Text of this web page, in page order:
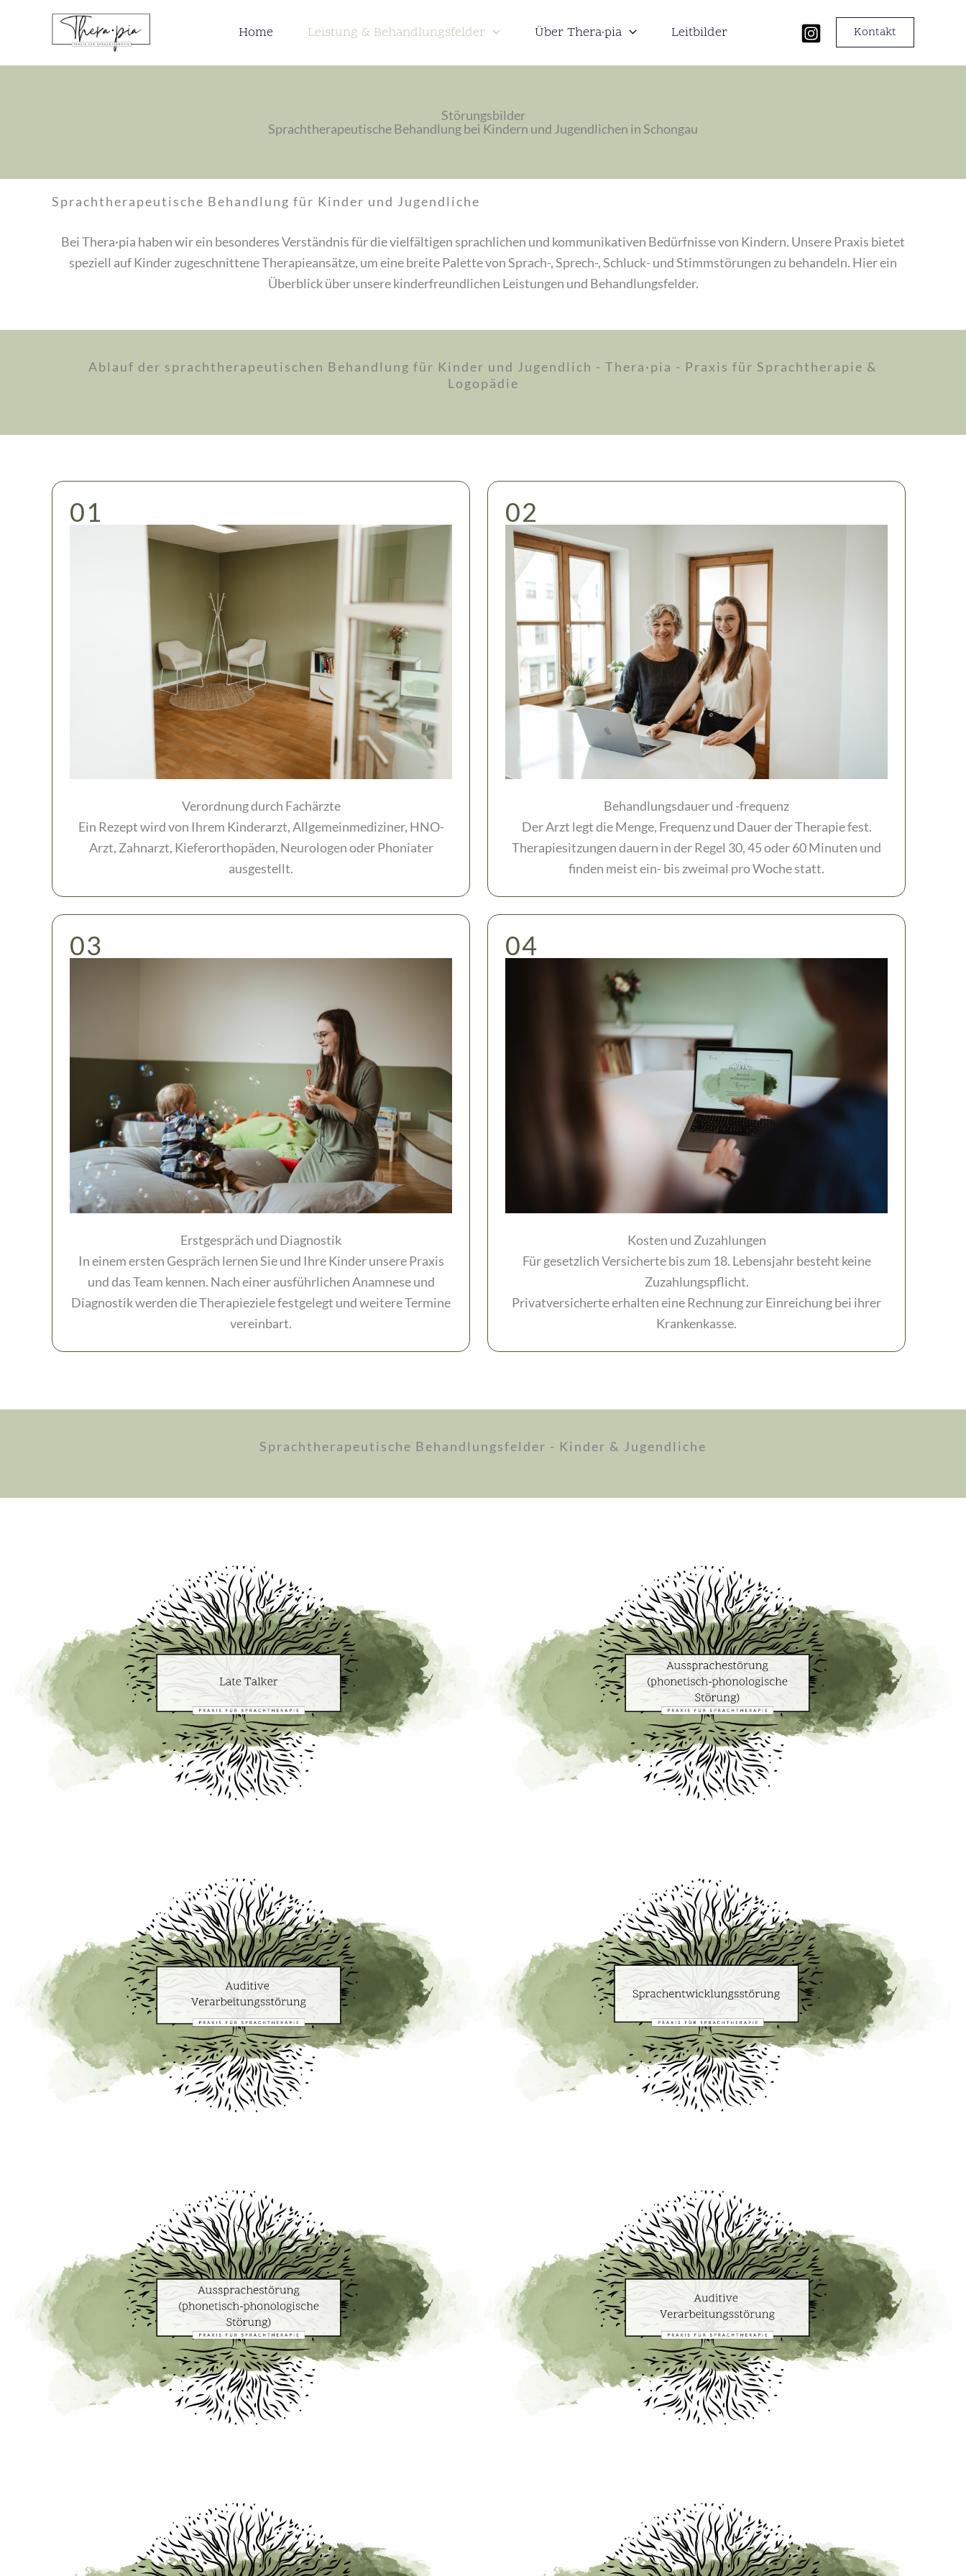
Home Leistung & Behandlungsfelder Über Thera·pia Leitbilder Kontakt
Störungsbilder
Sprachtherapeutische Behandlung bei Kindern und Jugendlichen in Schongau
Sprachtherapeutische Behandlung für Kinder und Jugendliche
Bei Thera·pia haben wir ein besonderes Verständnis für die vielfältigen sprachlichen und kommunikativen Bedürfnisse von Kindern. Unsere Praxis bietet
speziell auf Kinder zugeschnittene Therapieansätze, um eine breite Palette von Sprach-, Sprech-, Schluck- und Stimmstörungen zu behandeln. Hier ein
Überblick über unsere kinderfreundlichen Leistungen und Behandlungsfelder.
Ablauf der sprachtherapeutischen Behandlung für Kinder und Jugendlich - Thera·pia - Praxis für Sprachtherapie &
Logopädie
01
Verordnung durch Fachärzte
Ein Rezept wird von Ihrem Kinderarzt, Allgemeinmediziner, HNO-
Arzt, Zahnarzt, Kieferorthopäden, Neurologen oder Phoniater
ausgestellt.
02
Behandlungsdauer und -frequenz
Der Arzt legt die Menge, Frequenz und Dauer der Therapie fest.
Therapiesitzungen dauern in der Regel 30, 45 oder 60 Minuten und
finden meist ein- bis zweimal pro Woche statt.
03
Erstgespräch und Diagnostik
In einem ersten Gespräch lernen Sie und Ihre Kinder unsere Praxis
und das Team kennen. Nach einer ausführlichen Anamnese und
Diagnostik werden die Therapieziele festgelegt und weitere Termine
vereinbart.
04
Kosten und Zuzahlungen
Für gesetzlich Versicherte bis zum 18. Lebensjahr besteht keine
Zuzahlungspflicht.
Privatversicherte erhalten eine Rechnung zur Einreichung bei ihrer
Krankenkasse.
Sprachtherapeutische Behandlungsfelder - Kinder & Jugendliche